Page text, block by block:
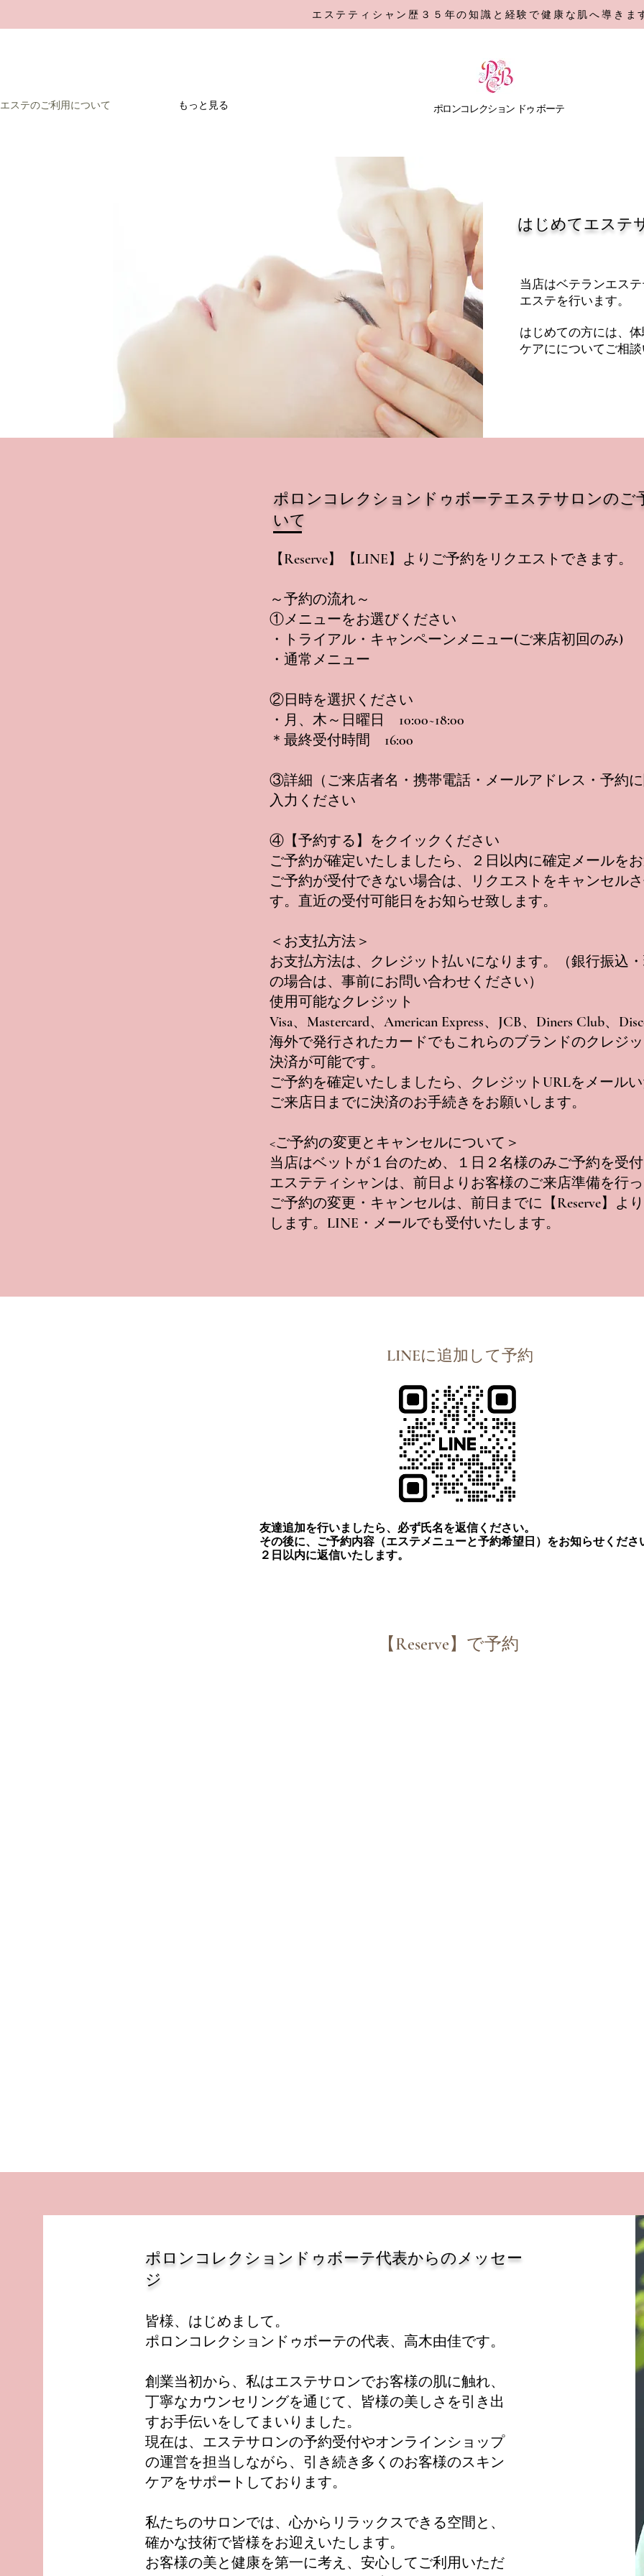
エステティシャン歴３５年の知識と経験で健康な肌へ導きま
エステのご利用について もっと見る ​ポロンコレクション ドゥ ボーテ
はじめてエステ
当店はベテランエス
エステを行います。
はじめての方には、
ケアにについてご相
ポロンコレクションドゥボーテエステサロンのご
いて
【Reserve】【LINE】よりご予約をリクエストできます。
～予約の流れ～
①メニューをお選びください
・トライアル・キャンペーンメニュー(ご来店初回のみ)
・通常メニュー
②日時を選択ください
・月、木～日曜日 10:00~18:00
＊最終受付時間 16:00
③詳細（ご来店者名・携帯電話・メールアドレス・予約
入力ください
④【予約する】をクイックください
ご予約が確定いたしましたら、２日以内に確定メールを
ご予約が受付できない場合は、リクエストをキャンセル
す。直近の受付可能日をお知らせ致します。
＜お支払方法＞
お支払方法は、クレジット払いになります。（銀行振込
の場合は、事前にお問い合わせください）
使用可能なクレジット
Visa、Mastercard、American Express、JCB、Diners Club、
海外で発行されたカードでもこれらのブランドのクレジ
決済が可能です。
ご予約を確定いたしましたら、クレジットURLをメール
ご来店日までに決済のお手続きをお願いします。
<ご予約の変更とキャンセルについて＞
当店はベットが１台のため、１日２名様のみご予約を受
エステティシャンは、前日よりお客様のご来店準備を行
ご予約の変更・キャンセルは、前日までに【Reserve】よ
します。LINE・メールでも受付いたします。
LINEに追加して予約
友達追加を行いましたら、必ず氏名を返信ください。
その後に、ご予約内容（エステメニューと予約希望日）をお知らせくださ
​２日以内に返信いたします。
【Reserve】で予約
​ポロンコレクションドゥボーテ代表からのメッセー
ジ
皆様、はじめまして。
ポロンコレクションドゥボーテの代表、高木由佳です。
創業当初から、私はエステサロンでお客様の肌に触れ、
丁寧なカウンセリングを通じて、皆様の美しさを引き出
すお手伝いをしてまいりました。
現在は、エステサロンの予約受付やオンラインショップ
の運営を担当しながら、引き続き多くのお客様のスキン
ケアをサポートしております。
私たちのサロンでは、心からリラックスできる空間と、
確かな技術で皆様をお迎えいたします。
お客様の美と健康を第一に考え、安心してご利用いただ